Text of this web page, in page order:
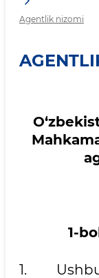
Agentlik nizomi
1-
1.